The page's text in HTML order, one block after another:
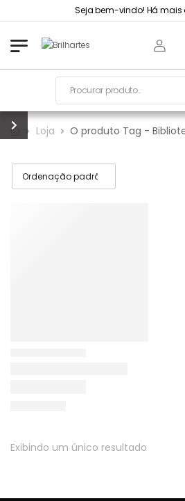
Seja bem-vindo! Há mais
Loja O produto Tag -
Exibindo um único resultado